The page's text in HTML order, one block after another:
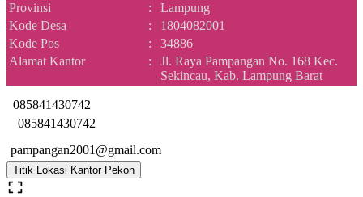
Provinsi :
Lampung
Kode Desa
:
1804082001
Kode Pos
:
34886
Alamat Kantor
:
Jl. Raya Pampangan No. 168 Kec.
Sekincau, Kab. Lampung Barat
085841430742
085841430742
pampangan2001@gmail.com
Titik Lokasi Kantor Pekon